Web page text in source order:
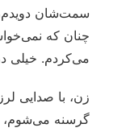
سمت‌شان
چنان که
می‌کردم. خیلی
زن، با صدایی
گرسنه می‌شوم،